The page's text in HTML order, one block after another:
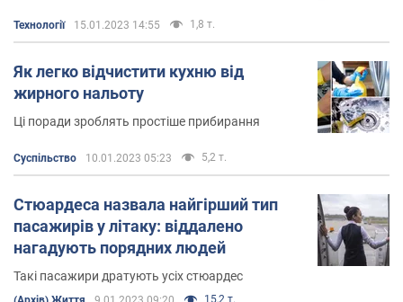
Технології 15.01.2023 14:55 1,8 т.
Як легко відчистити кухню від
жирного нальоту
Ці поради зроблять простіше прибирання
Суспільство 10.01.2023 05:23 5,2 т.
Стюардеса назвала найгірший тип
пасажирів у літаку: віддалено
нагадують порядних людей
Такі пасажири дратують усіх стюардес
15,2 т.